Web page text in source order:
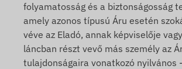
folyamatosság és a biztonságosság
amely azonos típusú Áru esetén
véve az Eladó, annak képviselője
láncban részt vevő más személy az
tulajdonságaira vonatkozó nyilvános